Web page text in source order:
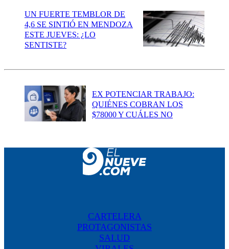
UN FUERTE TEMBLOR DE
4,6 SE SINTIÓ EN MENDOZA
ESTE JUEVES: ¿LO
SENTISTE?
EX POTENCIAR TRABAJO:
QUIÉNES COBRAN LOS
$78000 Y CUÁLES NO
CARTELERA
PROTAGONISTAS
SALUD